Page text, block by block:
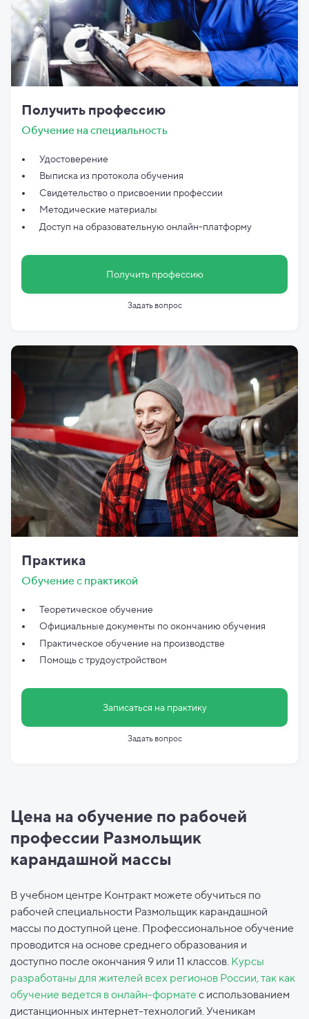
Получить профессию
Обучение на специальность
Удостоверение
Выписка из протокола обучения
Свидетельство о присвоении профессии
Методические материалы
Доступ на образовательную онлайн-платформу
Получить профессию
Задать вопрос
Практика
Обучение с практикой
Теоретическое обучение
Официальные документы поокончанию обучения
Практическое обучение на производстве
Помощь с трудоустройством
Записаться на практику
Задать вопрос
Цена на обучение по рабочей
профессии Размольщик
карандашной массы
В учебном центре Контракт можете обучиться по
рабочей специальности Размольщик карандашной
массы по доступной цене. Профессиональное обучение
проводится на основе среднего образования и
доступно после окончания 9 или 11 классов. Курсы
разработаны для жителей всех регионов России, так как
обучение ведется в онлайн-формате с использованием
дистанционных интернет-технологий. Ученикам